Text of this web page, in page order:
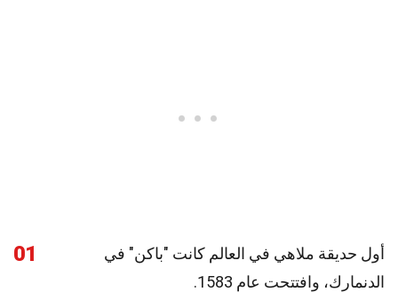
01
أول حديقة ملاهي في العالم كانت "باكن" في
الدنمارك، وافتتحت عام 1583.